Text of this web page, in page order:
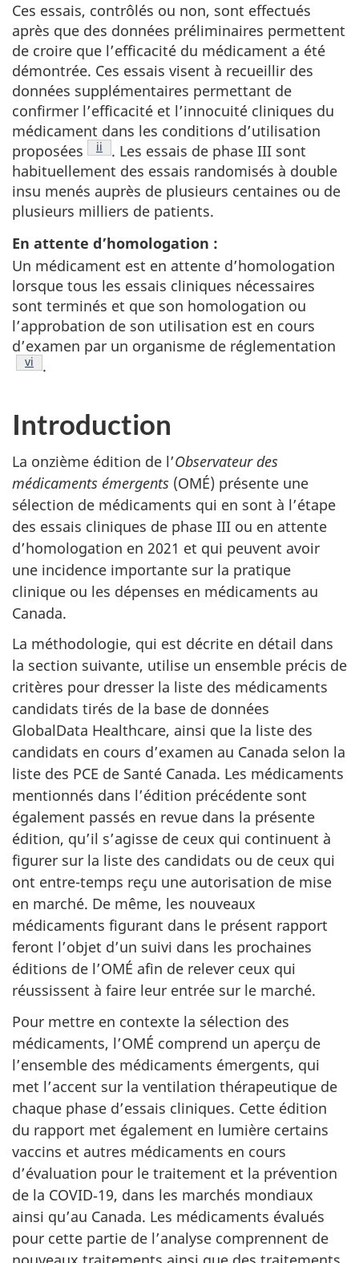
Ces essais, contrôlés ou non, sont effectués
après que des données préliminaires permettent
de croire que l’efficacité du médicament a été
démontrée. Ces essais visent à recueillir des
données supplémentaires permettant de
confirmer l’efficacité et l’innocuité cliniques du
médicament dans les conditions d’utilisation
proposées
Note de bas de page
ii
. Les essais de phase III sont
habituellement des essais randomisés à double
insu menés auprès de plusieurs centaines ou de
plusieurs milliers de patients.
En attente d’homologation :
Un médicament est en attente d’homologation
lorsque tous les essais cliniques nécessaires
sont terminés et que son homologation ou
l’approbation de son utilisation est en cours
d’examen par un organisme de réglementation
Note de bas de page
vi .
Introduction
La onzième édition de l’Observateur des
médicaments émergents (OMÉ) présente une
sélection de médicaments qui en sont à l’étape
des essais cliniques de phase III ou en attente
d’homologation en 2021 et qui peuvent avoir
une incidence importante sur la pratique
clinique ou les dépenses en médicaments au
Canada.
La méthodologie, qui est décrite en détail dans
la section suivante, utilise un ensemble précis de
critères pour dresser la liste des médicaments
candidats tirés de la base de données
GlobalData Healthcare, ainsi que la liste des
candidats en cours d’examen au Canada selon la
liste des PCE de Santé Canada. Les médicaments
mentionnés dans l’édition précédente sont
également passés en revue dans la présente
édition, qu’il s’agisse de ceux qui continuent à
figurer sur la liste des candidats ou de ceux qui
ont entre-temps reçu une autorisation de mise
en marché. De même, les nouveaux
médicaments figurant dans le présent rapport
feront l’objet d’un suivi dans les prochaines
éditions de l’OMÉ afin de relever ceux qui
réussissent à faire leur entrée sur le marché.
Pour mettre en contexte la sélection des
médicaments, l’OMÉ comprend un aperçu de
l’ensemble des médicaments émergents, qui
met l’accent sur la ventilation thérapeutique de
chaque phase d’essais cliniques. Cette édition
du rapport met également en lumière certains
vaccins et autres médicaments en cours
d’évaluation pour le traitement et la prévention
de la COVID‑19, dans les marchés mondiaux
ainsi qu’au Canada. Les médicaments évalués
pour cette partie de l’analyse comprennent de